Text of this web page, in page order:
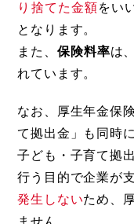
り捨てた金額をい
となります。
また、保険料率は
れています。
なお、厚生年金保
て拠出金」も同時
子ども・子育て拠
行う目的で企業が
発生しないため、